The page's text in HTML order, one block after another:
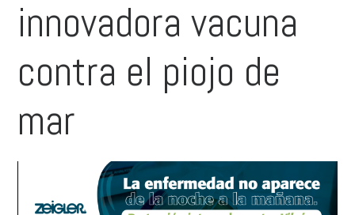
innovadora vacuna
contra el piojo de
mar